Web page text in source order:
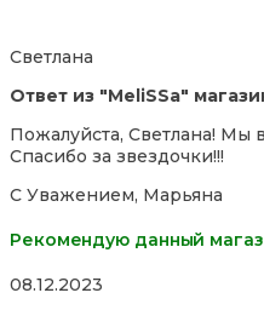
Светлана
Ответ из "MeliSSa"
Пожалуйста, Светлана! Мы
Спасибо за звездочки!!!
С Уважением, Марьяна
Рекомендую данный
Rated
08.12.2023